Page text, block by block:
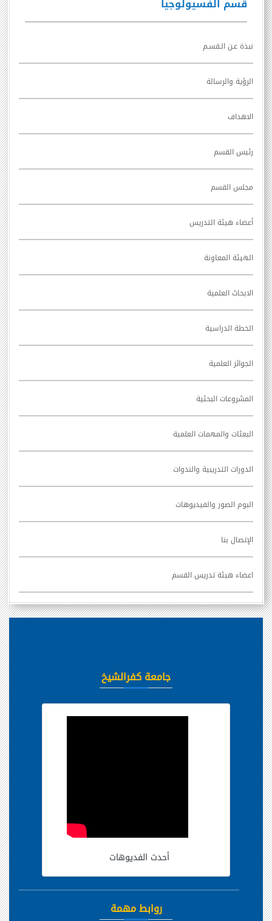
قسم الفسيولوجيا
نبذة عـن الـقسـم
الرؤية والرسالة
الاهداف
رئيس القسم
مجلس القسم
أعضاء هيئة التدريس
الهيئة المعاونة
الابحاث العلمية
الخطة الدراسية
الجوائز العلمية
المشروعات البحثية
البعثات والمهمات العلمية
الدورات التدريبية والندوات
البوم الصور والفيديوهات
الإتصال بنا
اعضاء هيئة تدريس القسم
جامعة كفرالشيخ
أحدث الفديوهات
روابط مهمة